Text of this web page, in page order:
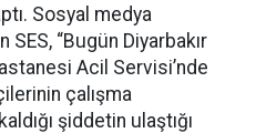
Sosyal medya
SES, “Bugün Diyarbakır
Acil Servisi’nde
çalışma
şiddetin ulaştığı